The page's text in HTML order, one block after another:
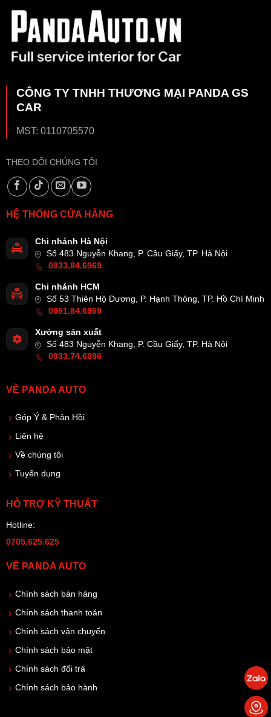
CÔNG TY TNHH THƯƠNG MẠI PANDA GS
CAR
MST: 0110705570
THEO DÕI CHÚNG TÔI
HỆ THỐNG CỬA HÀNG
Chi nhánh Hà Nội
Số 483 Nguyễn Khang, P. Cầu Giấy, TP. Hà Nội
0933.84.6969
Chi nhánh HCM
Số 53 Thiên Hộ Dương, P. Hạnh Thông, TP. Hồ Chí Minh
0961.84.6969
Xưởng sản xuất
Số 483 Nguyễn Khang, P. Cầu Giấy, TP. Hà Nội
0933.74.6996
VỀ PANDA AUTO
Góp Ý & Phản Hồi
Liên hệ
Về chúng tôi
Tuyển dụng
HỖ TRỢ KỸ THUẬT
Hotline:
0705.625.625
VỀ PANDA AUTO
Chính sách bán hàng
Chính sách thanh toán
Chính sách vận chuyển
Chính sách bảo mật
Chính sách đổi trả
Chính sách bảo hành